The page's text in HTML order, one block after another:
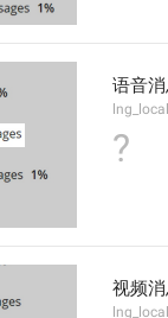
语音
?
视频